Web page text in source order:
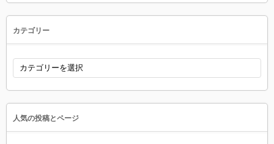
カテゴリー
カ
ゴ
リ
人気の投稿とページ